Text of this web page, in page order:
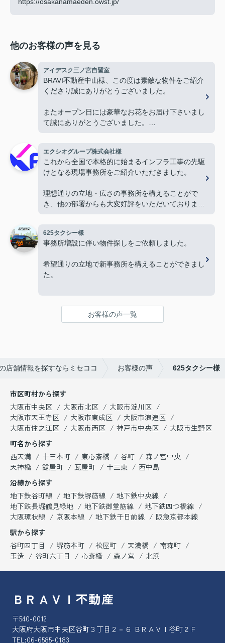
他のお客様の声を見る
アイデスク三ノ宮自習室
BRAVI不動産中山様、この度は素敵な物件をご紹介
くださり誠にありがとうございました。
またオープン日には豪華なお花をお届け下さいまし
て誠にありがとうございました。
心より感謝申し上げます。
今後ともよろしくお願いします。
エクシオグループ株式会社様
これから全国で本格的に始まるインフラ工事の先駆
けとなる現場事務所をご紹介いただきました。
理想通りの立地・広さの事務所を構えることがで
き、他の部署からも大変好評をいただいておりま
今後とも物件探しの際はよろしくお願いします。
625タクシー様
事務所増設に伴い物件探しをご依頼しました。
希望通りの立地で新事務所を構えることができまし
た。
お客様の声一覧
店舗情報を探すならミセココ お客様の声 625タクシー様
市区町村から探す
大阪市中央区
大阪市北区
大阪市淀川区
大阪市天王寺区
大阪市東成区
大阪市浪速区
大阪市住之江区
大阪市西区 神戸市中央区
大阪市生野区
町名から探す
西天満
十三本町 東心斎橋 谷町
森ノ宮中央
天神橋
鎗屋町 瓦屋町 十三東
西中島
沿線から探す
地下鉄谷町線
地下鉄堺筋線
地下鉄中央線
地下鉄長堀鶴見緑地
地下鉄御堂筋線
地下鉄四つ橋線
大阪環状線
京阪本線 地下鉄千日前線
阪急京都本線
駅から探す
谷町四丁目
堺筋本町 松屋町 天満橋
南森町
玉造
谷町六丁目 心斎橋 森ノ宮 北浜
ＢＲＡＶＩ不動産
〒540-0012
大阪府大阪市中央区谷町３丁目２－６ ＢＲＡＶＩ谷町２Ｆ
TEL:06-6585-0183